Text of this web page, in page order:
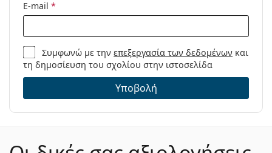
Κατηγορία:
Προϊόντος /
Μοντέλο:
RV9524/02 BLK 17 54
E-mail *
Συμφωνώ με τηνεπεξεργασία των δεδομένων και
τη δημοσίευση του σχολίου στην ιστοσελίδα
Υποβολή